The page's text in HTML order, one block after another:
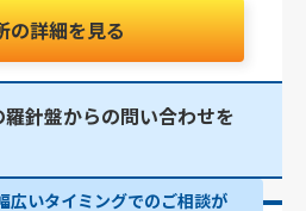
の詳細を見る
針盤からの問い合わせを
広いタイミングでのご相談が